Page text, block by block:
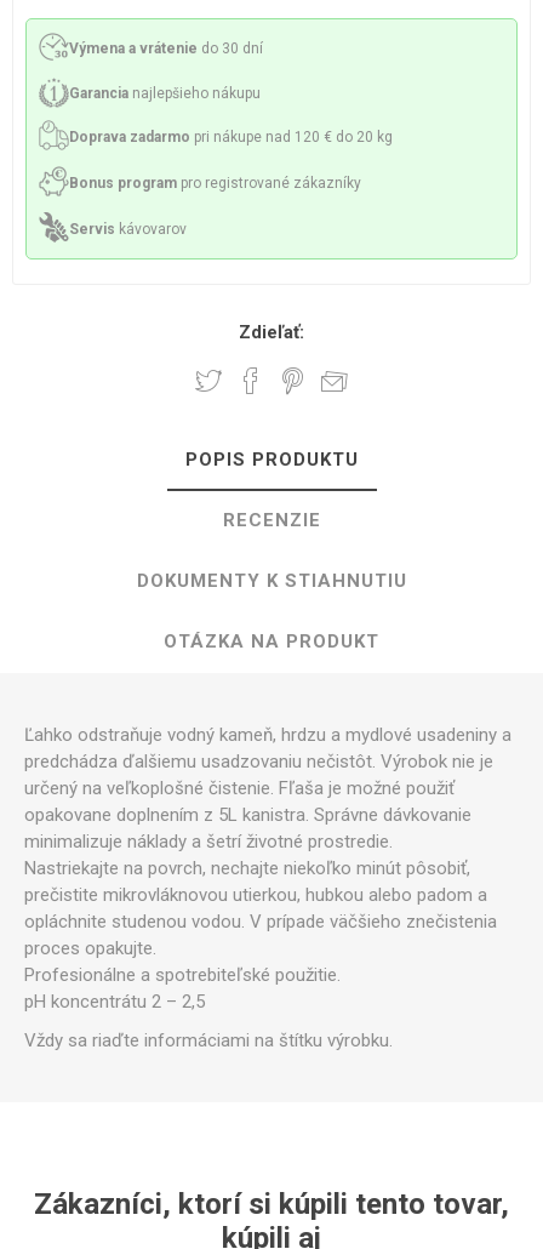
Výmena a vrátenie do 30 dní
Garancia najlepšieho nákupu
Doprava zadarmo pri nákupe nad 120 € do 20 kg
Bonus program pro registrované zákazníky
Servis kávovarov
Zdieľať:
POPIS PRODUKTU
RECENZIE
DOKUMENTY K STIAHNUTIU
OTÁZKA NA PRODUKT
Ľahko odstraňuje vodný kameň, hrdzu a mydlové usadeniny a
predchádza ďalšiemu usadzovaniu nečistôt. Výrobok nie je
určený na veľkoplošné čistenie. Fľaša je možné použiť
opakovane doplnením z 5L kanistra. Správne dávkovanie
minimalizuje náklady a šetrí životné prostredie.
Nastriekajte na povrch, nechajte niekoľko minút pôsobiť,
prečistite mikrovláknovou utierkou, hubkou alebo padom a
opláchnite studenou vodou. V prípade väčšieho znečistenia
proces opakujte.
Profesionálne a spotrebiteľské použitie.
pH koncentrátu 2 – 2,5
Vždy sa riaďte informáciami na štítku výrobku.
Zákazníci, ktorí si kúpili tento tovar,
kúpili aj